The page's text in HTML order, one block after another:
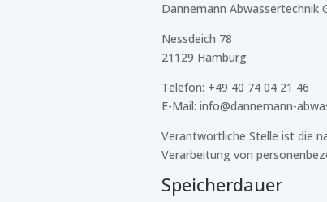
Dannemann Abwassertechnik
Nessdeich 78
21129 Hamburg
Telefon: +49 40 74 04 21 46
E-Mail: info@dannemann-
Verantwortliche Stelle ist die
Verarbeitung von
Speicherdauer